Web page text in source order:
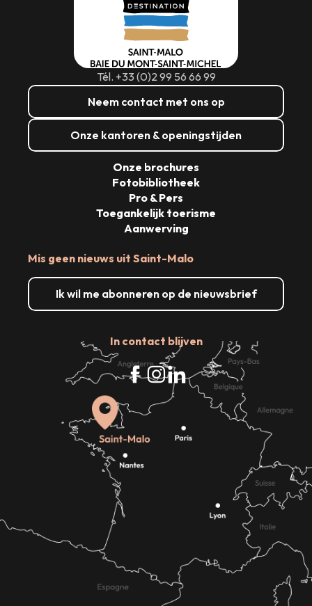
Tél. +33 (0)2 99 56 66 99
Neem contact met ons op
Onze kantoren & openingstijden
Mis geen nieuws uit Saint-Malo
Ik wil me abonneren op de nieuwsbrief
In contact blijven
Onze brochures
Fotobibliotheek
Pro & Pers
Toegankelijk toerisme
Aanwerving